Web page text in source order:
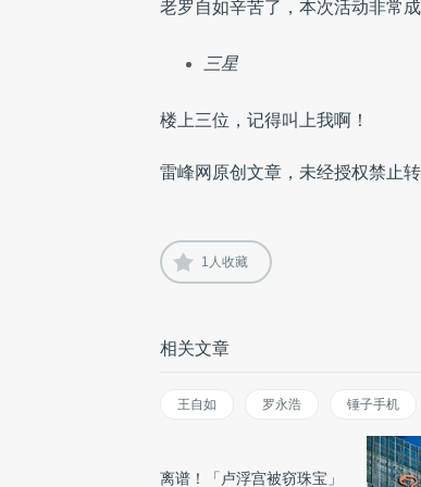
老罗自如辛苦了，本次活动非常
三星
楼上三位，记得叫上我啊！
雷峰网原创文章，未经授权禁止
1 人收藏
相关文章
王自如 罗永浩 锤子手机
离谱！「卢浮宫被窃珠宝」